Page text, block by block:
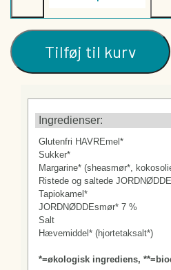
Mælk.
Næringsindhold:
Næringsdeklaration (indhold pr.
Energi (kJ/kcal)
-heraf mættede fedtsyrer (g)
Kulhydrat (g)
-heraf sukkerarter (g)
Kostfibre (g)
Protein (g)
Salt (g)
Tilføj til kurv
Ingredienser:
Glutenfri HAVREmel*
Sukker*
Margarine* (sheasmør*,
Ristede og saltede
Tapiokamel*
JORDNØDDEsmør* 7 %
Salt
Hævemiddel* (hjortetaksalt*)
*=økologisk ingrediens,